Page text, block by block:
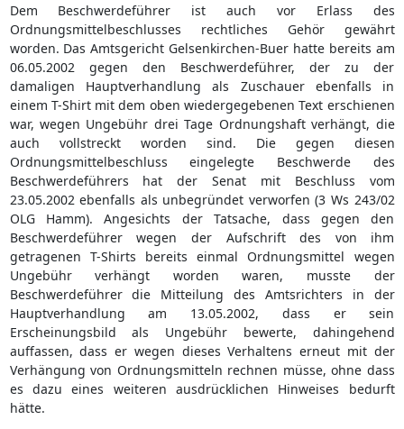
Dem Beschwerdeführer ist auch vor Erlass des
Ordnungsmittelbeschlusses rechtliches Gehör gewährt
worden. Das Amtsgericht Gelsenkirchen-Buer hatte bereits am
06.05.2002 gegen den Beschwerdeführer, der zu der
damaligen Hauptverhandlung als Zuschauer ebenfalls in
einem T-Shirt mit dem oben wiedergegebenen Text erschienen
war, wegen Ungebühr drei Tage Ordnungshaft verhängt, die
auch vollstreckt worden sind. Die gegen diesen
Ordnungsmittelbeschluss eingelegte Beschwerde des
Beschwerdeführers hat der Senat mit Beschluss vom
23.05.2002 ebenfalls als unbegründet verworfen (3 Ws 243/02
OLG Hamm). Angesichts der Tatsache, dass gegen den
Beschwerdeführer wegen der Aufschrift des von ihm
getragenen T-Shirts bereits einmal Ordnungsmittel wegen
Ungebühr verhängt worden waren, musste der
Beschwerdeführer die Mitteilung des Amtsrichters in der
Hauptverhandlung am 13.05.2002, dass er sein
Erscheinungsbild als Ungebühr bewerte, dahingehend
auffassen, dass er wegen dieses Verhaltens erneut mit der
Verhängung von Ordnungsmitteln rechnen müsse, ohne dass
es dazu eines weiteren ausdrücklichen Hinweises bedurft
hätte.